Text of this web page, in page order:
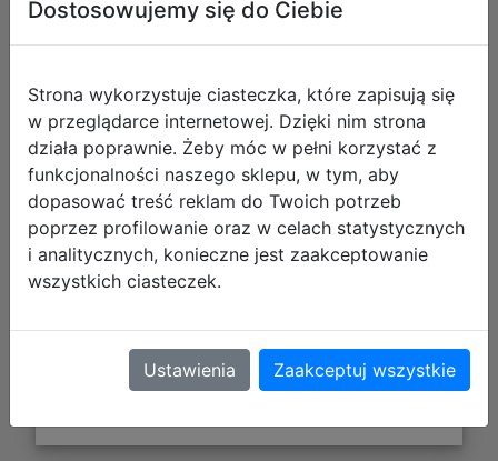
253,93 zł
DO KOSZYKA
Galeria zdjęć
Dostosowujemy się do Ciebie
Strona wykorzystuje ciasteczka, które zapisują się
w przeglądarce internetowej. Dzięki nim strona
działa poprawnie. Żeby móc w pełni korzystać z
funkcjonalności naszego sklepu, w tym, aby
dopasować treść reklam do Twoich potrzeb
poprzez profilowanie oraz w celach statystycznych
i analitycznych, konieczne jest zaakceptowanie
wszystkich ciasteczek.
Ustawienia Zaakceptuj wszystkie